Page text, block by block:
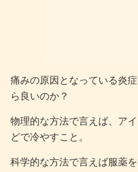
痛みの原因となっている炎
ら良いのか？
物理的な方法で言えば、ア
どで冷やすこと。
科学的な方法で言えば服薬を